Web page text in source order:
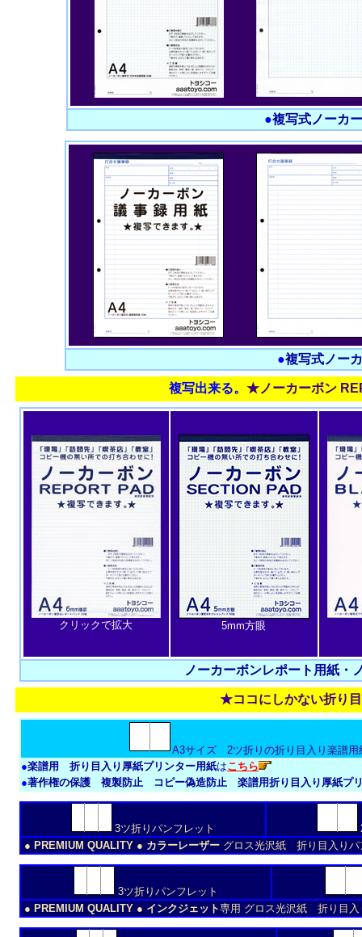
●複写式ノーカ
●複写式ノー
複写出来る。 ★ノーカーボン
クリックで拡大 5mm方眼
ノーカーボンレポート用紙・
★ココにしかない折り
A3サイズ 2ツ折りの折り目入り楽譜用
●楽譜用 折り目入り厚紙プリンター用紙はこちら
●著作権の保護 複製防止 コピー偽造防止 楽譜用折り目入り厚紙プ
3ツ折りパンフレット
● PREMIUM QUALITY ● カラーレーザー グロス光沢紙 折り目入りパ
3ツ折りパンフレット
● PREMIUM QUALITY ● インクジェット専用 グロス光沢紙 折り目入